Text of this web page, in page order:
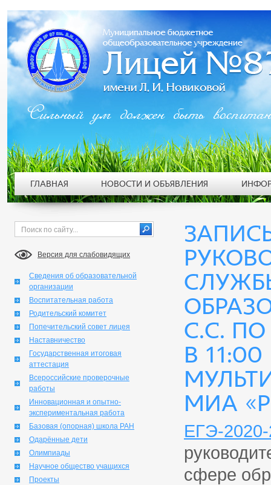
Версия для слабовидящих
Сведения об образовательной
организации
Воспитательная работа
Родительский комитет
Попечительский совет лицея
Наставничество
Государственная итоговая
аттестация
Всероссийские проверочные
работы
Инновационная и опытно-
экспериментальная работа
Базовая (опорная) школа РАН
Одарённые дети
Олимпиады
Научное общество учащихся
Проекты
С.С.
В
МИА
ЕГЭ-
сфере
Сильный ум должен быть
ГЛАВНАЯ НОВОСТИ И ОБЪЯВЛЕНИЯ